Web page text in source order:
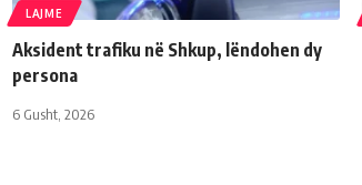
LAJME
Aksident trafiku në Shkup, lëndohen dy
persona
6 Gusht, 2026